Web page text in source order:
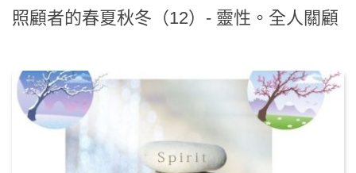
照顧者的春夏秋冬（12）- 靈性。全人關顧